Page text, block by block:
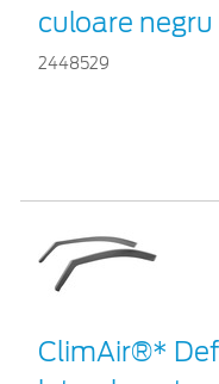
culoare
2448529
ClimAir®*